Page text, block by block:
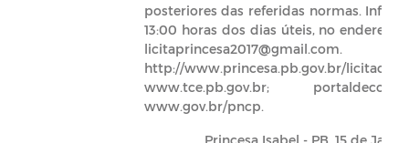
posteriores das referidas normas.
13:00 horas dos dias úteis, no endereço
http://www.princesa.pb.gov.br/licitacoes;
www.tce.pb.gov.br;
www.gov.br/pncp.
Princesa Isabel - PB, 15 de